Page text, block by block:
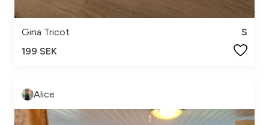
Gina Tricot
S
199 SEK
Alice